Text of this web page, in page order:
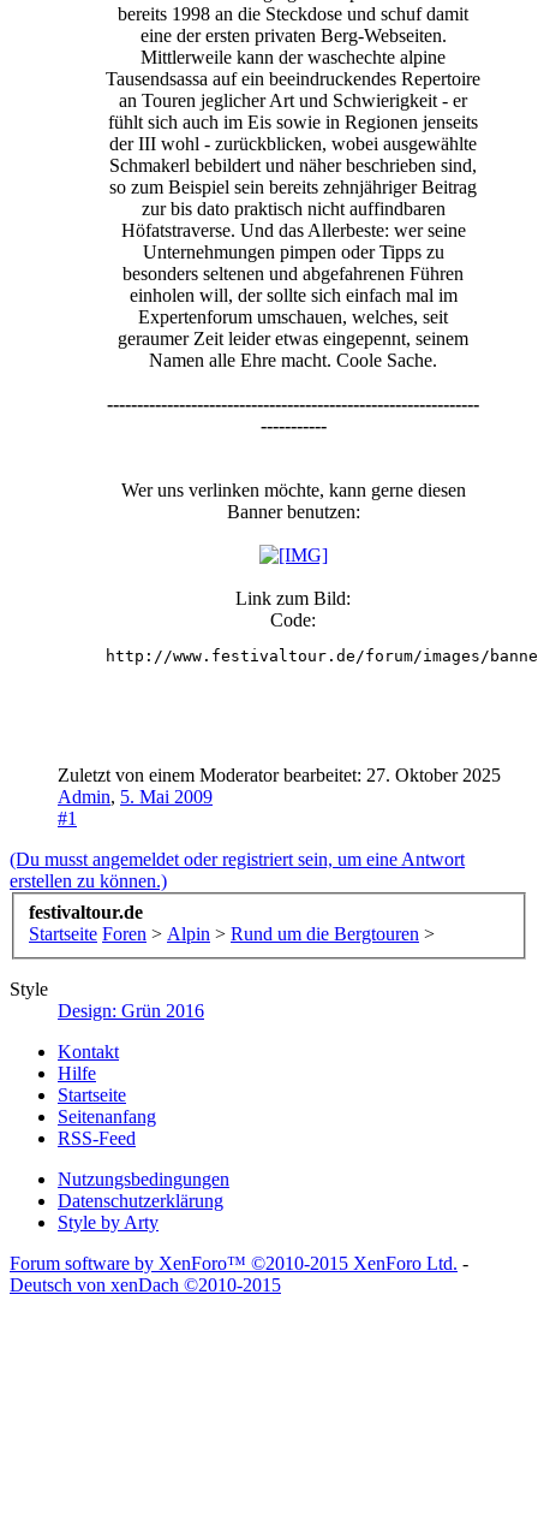
bereits 1998 an die Steckdose und schuf damit
eine der ersten privaten Berg-Webseiten.
Mittlerweile kann der waschechte alpine
Tausendsassa auf ein beeindruckendes Repertoire
an Touren jeglicher Art und Schwierigkeit - er
fühlt sich auch im Eis sowie in Regionen jenseits
der III wohl - zurückblicken, wobei ausgewählte
Schmakerl bebildert und näher beschrieben sind,
so zum Beispiel sein bereits zehnjähriger Beitrag
zur bis dato praktisch nicht auffindbaren
Höfatstraverse. Und das Allerbeste: wer seine
Unternehmungen pimpen oder Tipps zu
besonders seltenen und abgefahrenen Führen
einholen will, der sollte sich einfach mal im
Expertenforum umschauen, welches, seit
geraumer Zeit leider etwas eingepennt, seinem
Namen alle Ehre macht. Coole Sache.
--------------------------------------------------------------
-----------
Wer uns verlinken möchte, kann gerne diesen
Banner benutzen:
Link zum Bild:
Code:
http://www.festivaltour.de/forum/images/
Zuletzt von einem Moderator bearbeitet: 27. Oktober 2025
Admin, 5. Mai 2009
#1
(Du musst angemeldet oder registriert sein, um eine Antwort
erstellen zu können.)
festivaltour.de
Startseite Foren > Alpin > Rund um die Bergtouren >
Style
Design: Grün 2016
Kontakt
Hilfe
Startseite
Seitenanfang
RSS-Feed
Nutzungsbedingungen
Datenschutzerklärung
Style by Arty
Forum software by XenForo™ ©2010-2015 XenForo Ltd. -
Deutsch von xenDach ©2010-2015